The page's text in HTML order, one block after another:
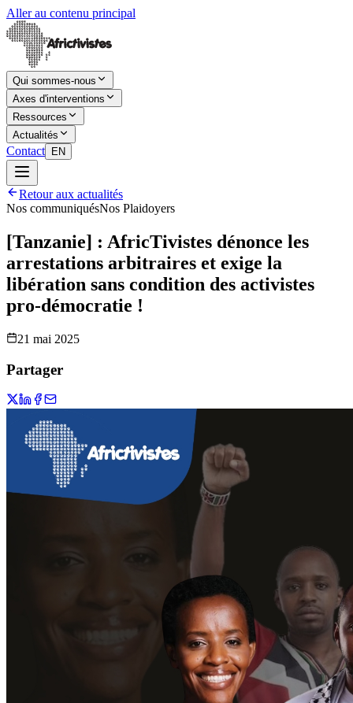
Aller au contenu principal
Qui sommes-nous
Axes d'interventions
Ressources
Actualités
Contact EN
Retour aux actualités
Nos communiquésNos Plaidoyers
[Tanzanie] : AfricTivistes dénonce les
arrestations arbitraires et exige la
libération sans condition des activistes
pro-démocratie !
21 mai 2025
Partager